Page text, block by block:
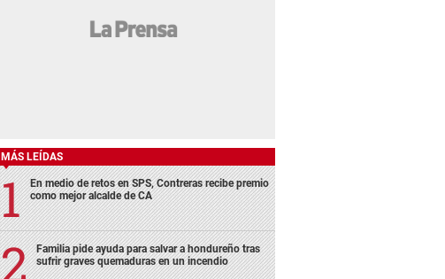
MÁS LEÍDAS
En medio de retos en SPS, Contreras recibe premio
como mejor alcalde de CA
Familia pide ayuda para salvar a hondureño tras
sufrir graves quemaduras en un incendio